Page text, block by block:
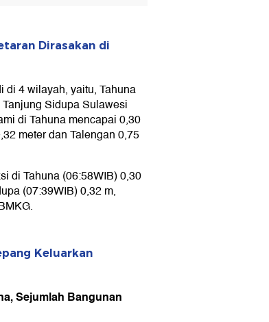
Dirasakan di
di 4 wilayah, yaitu, Tahuna
Sidupa Sulawesi
di Tahuna mencapai 0,30
meter dan Talengan 0,75
di Tahuna (06:58WIB) 0,30
(07:39WIB) 0,32 m,
Keluarkan
Sejumlah Bangunan